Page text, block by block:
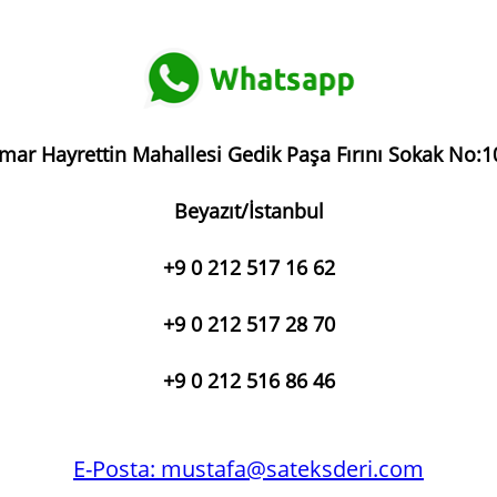
Hayrettin Mahallesi Gedik Paşa Fırını Sokak
Beyazıt/İstanbul
+9 0 212 517 16 62
+9 0 212 517 28 70
+9 0 212 516 86 46
E-Posta: mustafa@sateksderi.com